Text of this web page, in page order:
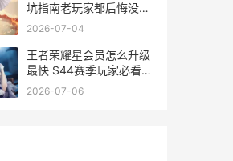
坑指南老玩家都后悔没早
看
2026-07-04
王者荣耀星会员怎么升级
最快 S44赛季玩家必看等
级指南
2026-07-06